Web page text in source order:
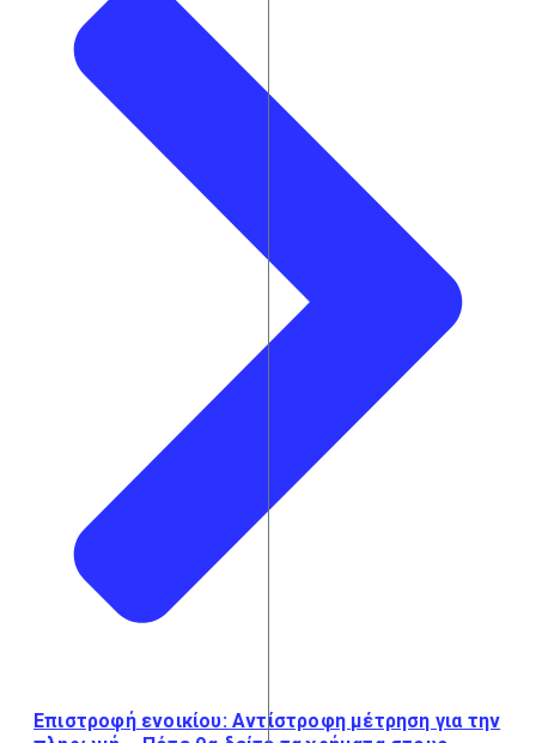
Επιστροφή ενοικίου: Αντίστροφη μέτρηση για την